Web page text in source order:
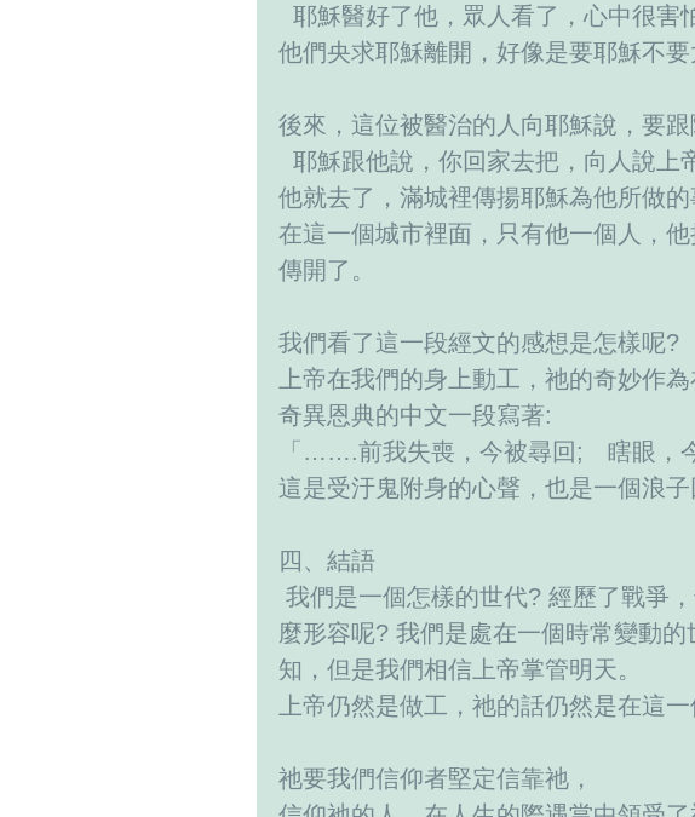
耶穌醫好了他，眾人看了，心中很害
他們央求耶穌離開，好像是要耶穌不要
後來，這位被醫治的人向耶穌說，要跟
耶穌跟他說，你回家去把，向人說上
他就去了，滿城裡傳揚耶穌為他所做的
在這一個城市裡面，只有他一個人，
傳開了。
我們看了這一段經文的感想是怎樣呢?
上帝在我們的身上動工，祂的奇妙作為
奇異恩典的中文一段寫著:
「…….前我失喪，今被尋回;　瞎眼，
這是受汙鬼附身的心聲，也是一個浪子
四、結語
我們是一個怎樣的世代? 經歷了戰爭
麼形容呢? 我們是處在一個時常變動
知，但是我們相信上帝掌管明天。
上帝仍然是做工，祂的話仍然是在這一
祂要我們信仰者堅定信靠祂，